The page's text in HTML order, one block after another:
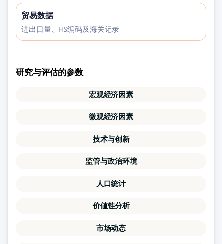
贸易数据
进出口量、HS编码及海关记录
研究与评估的参数
宏观经济因素
微观经济因素
技术与创新
监管与政治环境
人口统计
价値链分析
市场动态